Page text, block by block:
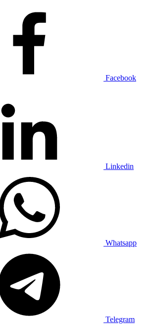
Facebook
Linkedin
Whatsapp
Telegram